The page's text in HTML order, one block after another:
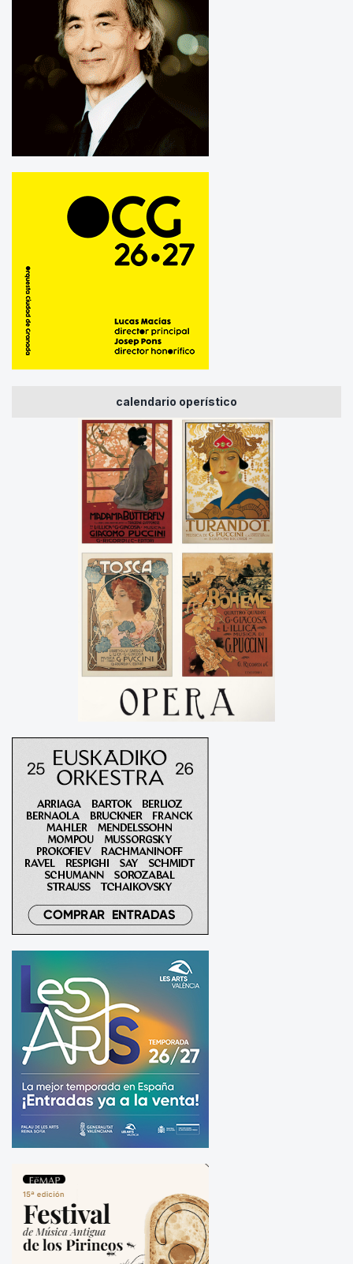
calendario operístico